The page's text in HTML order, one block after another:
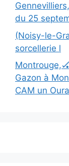
du 25
(Noisy-le-
sorcellerie l
Gazon à
CAM un